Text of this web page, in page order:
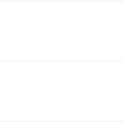
fr, it, es, nl, da, sv, pl, cs